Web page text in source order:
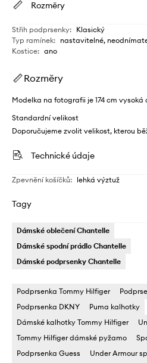
Rozměry
Střih podprsenky: Klasický
Typ ramínek: nastavitelné,
Kostice: ano
Rozměry
Modelka na fotografii je 174 cm vysoká
Standardní velikost
Doporučujeme zvolit velikost, kterou
Technické údaje
Zpevnění košíčků: lehká výztuž
Tagy
Dámské oblečení Chantelle
Dámské spodní prádlo Chantelle
Dámské podprsenky Chantelle
Podprsenka Tommy Hilfiger
Podprsenka DKNY
Puma kalhotky
Dámské kalhotky Tommy Hilfiger
Tommy Hilfiger dámské pyžamo
Podprsenka Guess
Under Armour